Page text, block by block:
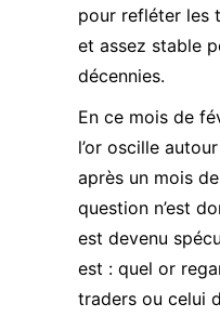
pour refléter les
et assez stable
décennies.
En ce mois de
l’or oscille
après un mois
question n’est
est devenu
est : quel or
traders ou celui